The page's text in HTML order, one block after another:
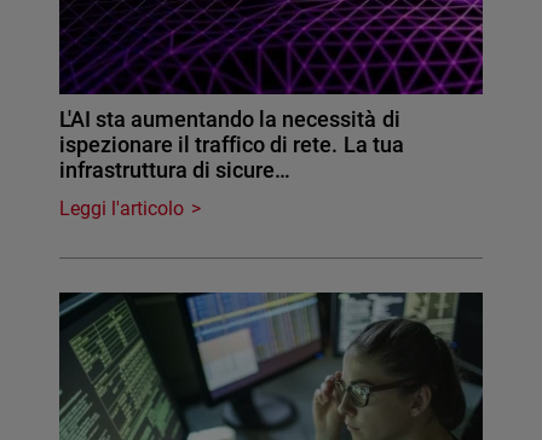
L'AI sta aumentando la necessità di
ispezionare il traffico di rete. La tua
infrastruttura di sicure…
Leggi l'articolo